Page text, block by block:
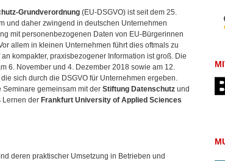
Grundverordnung (EU-DSGVO) ist seit dem 25.
und daher zwingend in deutschen Unternehmen
mit personenbezogenen Daten von EU-Bürgerinnen
allem in kleinen Unternehmen führt dies oftmals zu
an kompakter, praxisbezogener Information ist groß. Die
6. November und 4. Dezember 2018 sowie am 12.
sich durch die DSGVO für Unternehmen ergeben.
Seminare gemeinsam mit der Stiftung Datenschutz und
Lernen der Frankfurt University of Applied Sciences
deren praktischer Umsetzung in Betrieben und